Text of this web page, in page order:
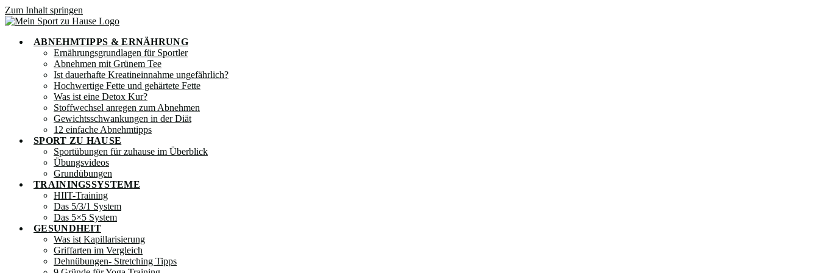
Zum Inhalt springen
ABNEHMTIPPS & ERNÄHRUNG
Ernährungsgrundlagen für Sportler
Abnehmen mit Grünem Tee
Ist dauerhafte Kreatineinnahme ungefährlich?
Hochwertige Fette und gehärtete Fette
Was ist eine Detox Kur?
Stoffwechsel anregen zum Abnehmen
Gewichtsschwankungen in der Diät
12 einfache Abnehmtipps
SPORT ZU HAUSE
Sportübungen für zuhause im Überblick
Übungsvideos
Grundübungen
TRAININGSSYSTEME
HIIT-Training
Das 5/3/1 System
Das 5×5 System
GESUNDHEIT
Was ist Kapillarisierung
Griffarten im Vergleich
Dehnübungen- Stretching Tipps